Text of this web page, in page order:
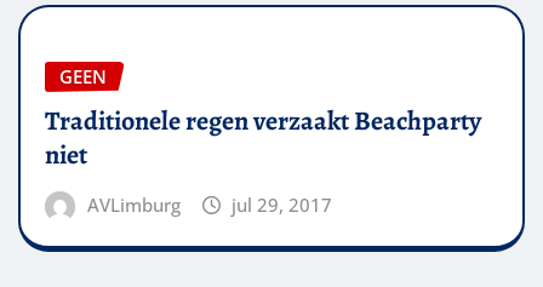
GEEN
Traditionele regen verzaakt Beachparty
niet
AVLimburg jul 29, 2017